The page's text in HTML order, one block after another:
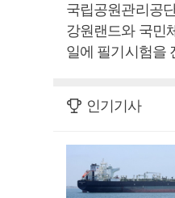
국립공원관리공
강원랜드와 국민
일에 필기시험을
인기기사